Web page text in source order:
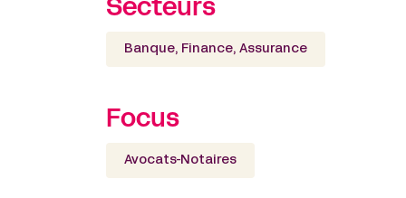
Secteurs
Banque, Finance, Assurance
Focus
Avocats-Notaires